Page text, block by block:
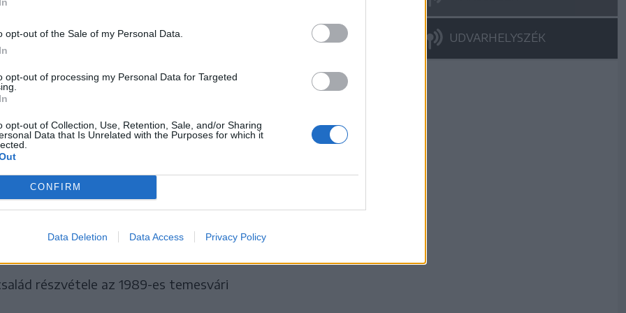
opt-out of the Sale of my Personal Data.
opt-out of processing my Personal Data for Targeted
opt-out of Collection, Use, Retention, Sale, and/or Sharing
Data that Is Unrelated with the Purposes for which it
CONFIRM
Data Deletion Data Access Privacy Policy
nagy tábora milyen rendszerességgel
az élők sorából. Halálukig betöltötték a
keresztül érvényesülő kapcsolatok azóta
ma is együtt van a család, és tovább visszük
tőlük tanultunk. A szoros együvé tartozásra
Szerénykedés nélkül mondanám, hogy a
nem létező kitüntetést, hiszen én
és testvéreim nélkül
a temesvári népfelkeléshez
részvétele az 1989-es temesvári
UDVARHELYSZÉK